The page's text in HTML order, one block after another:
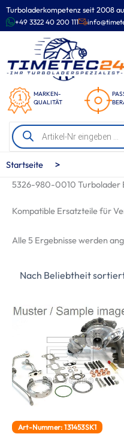
Turboladerkompetenz seit 2008
+49 3322 40 200 111
MARKEN-
QUALITÄT
Products
search
Zum
Inhalt
springen
Startseite >
5326-980-0010 Turbolader
Kompatible Ersatzteile für
Alle 5 Ergebnisse werden
Art-Nummer: 131453SK1